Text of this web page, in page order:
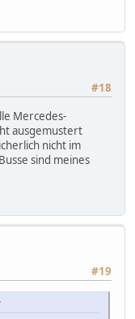
#18
Mercedes-
ausgemustert
nicht im
sind meines
#19